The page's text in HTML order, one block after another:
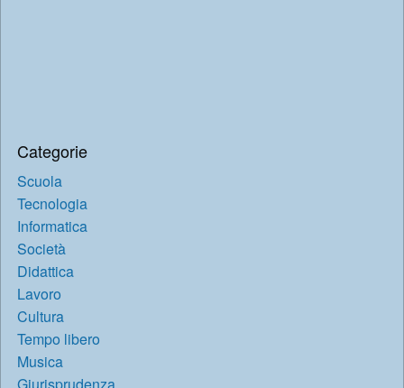
Categorie
Scuola
Tecnologia
Informatica
Società
Didattica
Lavoro
Cultura
Tempo libero
Musica
Giurisprudenza